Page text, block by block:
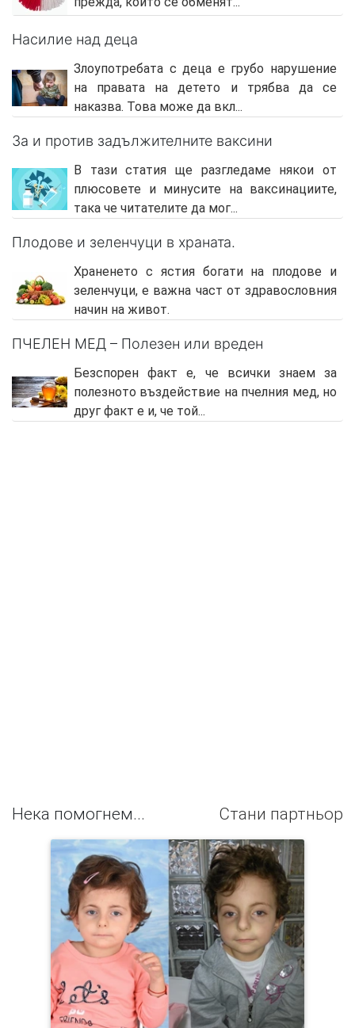
Насилие над деца
Злоупотребата с деца е грубо нарушение
на правата на детето и трябва да се
наказва. Това може да вкл...
За и против задължителните ваксини
В тази статия ще разгледаме някои от
плюсовете и минусите на ваксинациите,
така че читателите да мог...
Плодове и зеленчуци в храната.
Храненето с ястия богати на плодове и
зеленчуци, е важна част от здравословния
начин на живот.
ПЧЕЛЕН МЕД – Полезен или вреден
Безспорен факт е, че всички знаем за
полезното въздействие на пчелния мед, но
друг факт е и, че той...
Нека помогнем... Стани партньор